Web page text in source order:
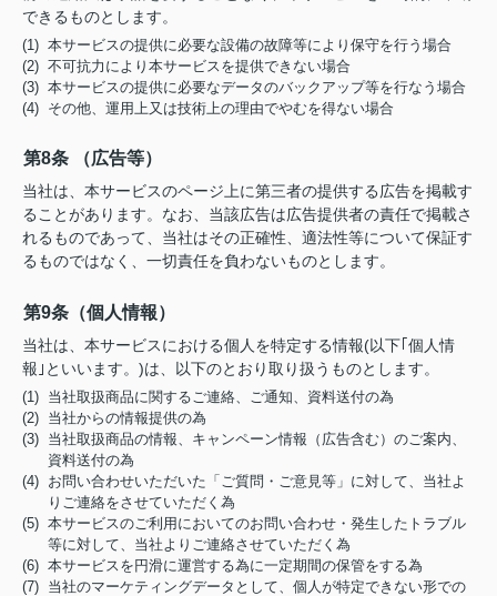
できるものとします。
(1) 本サービスの提供に必要な設備の故障等により保守を行う場合
(2) 不可抗力により本サービスを提供できない場合
(3) 本サービスの提供に必要なデータのバックアップ等を行なう場合
(4) その他、運用上又は技術上の理由でやむを得ない場合
第8条 （広告等）
当社は、本サービスのページ上に第三者の提供する広告を掲載す
ることがあります。なお、当該広告は広告提供者の責任で掲載さ
れるものであって、当社はその正確性、適法性等について保証す
るものではなく、一切責任を負わないものとします。
第9条（個人情報）
当社は、本サービスにおける個人を特定する情報(以下｢個人情
報｣といいます。)は、以下のとおり取り扱うものとします。
(1) 当社取扱商品に関するご連絡、ご通知、資料送付の為
(2) 当社からの情報提供の為
(3) 当社取扱商品の情報、キャンペーン情報（広告含む）のご案内、
資料送付の為
(4) お問い合わせいただいた「ご質問・ご意見等」に対して、当社よ
りご連絡をさせていただく為
(5) 本サービスのご利用においてのお問い合わせ・発生したトラブル
等に対して、当社よりご連絡させていただく為
(6) 本サービスを円滑に運営する為に一定期間の保管をする為
(7) 当社のマーケティングデータとして、個人が特定できない形での